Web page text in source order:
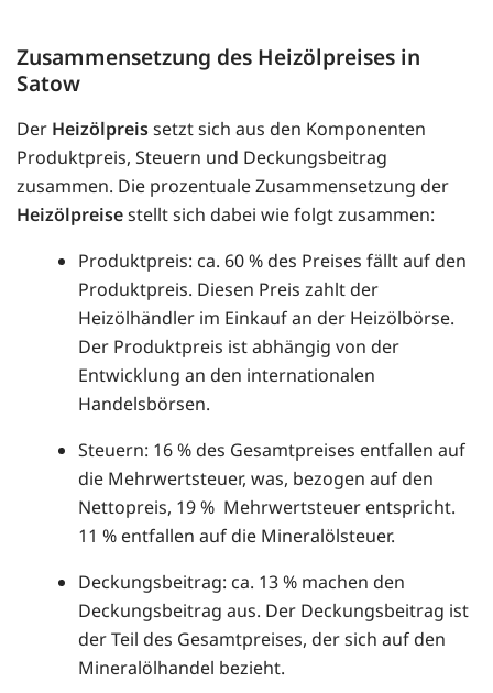
Zusammensetzung des Heizölpreises in
Satow
Der Heizölpreissetzt sich aus den Komponenten
Produktpreis, Steuern und Deckungsbeitrag
zusammen. Die prozentuale Zusammensetzung der
Heizölpreisestellt sich dabei wie folgt zusammen:
Produktpreis: ca. 60 % des Preises fällt auf den
Produktpreis. Diesen Preis zahlt der
Heizölhändler im Einkauf an der Heizölbörse.
Der Produktpreis ist abhängig von der
Entwicklung an den internationalen
Handelsbörsen.
Steuern: 16 % des Gesamtpreises entfallen auf
die Mehrwertsteuer, was, bezogen auf den
Nettopreis, 19 % Mehrwertsteuer entspricht.
11 % entfallen auf die Mineralölsteuer.
Deckungsbeitrag: ca. 13 % machen den
Deckungsbeitrag aus. Der Deckungsbeitrag ist
der Teil des Gesamtpreises, der sich auf den
Mineralölhandel bezieht.